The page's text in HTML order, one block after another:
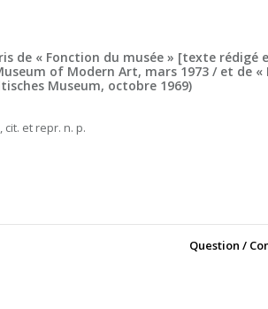
de « Fonction du musée » [texte rédigé
of Modern Art, mars 1973 / et de «
Museum, octobre 1969)
cit. et repr. n. p.
Question /